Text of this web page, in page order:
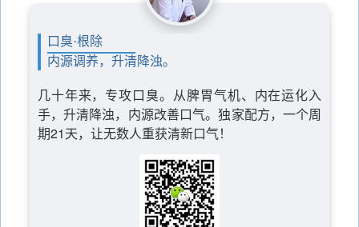
口臭·根除
内源调养，升清降浊。
几十年来，专攻口臭。从脾胃气机、内在运化入
手，升清降浊，内源改善口气。独家配方，一个周
期21天，让无数人重获清新口气！